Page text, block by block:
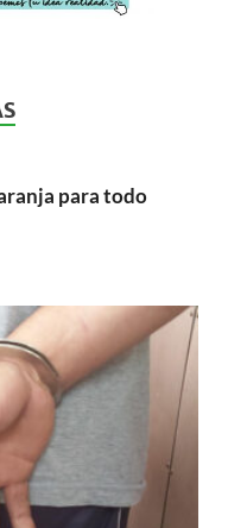
para todo